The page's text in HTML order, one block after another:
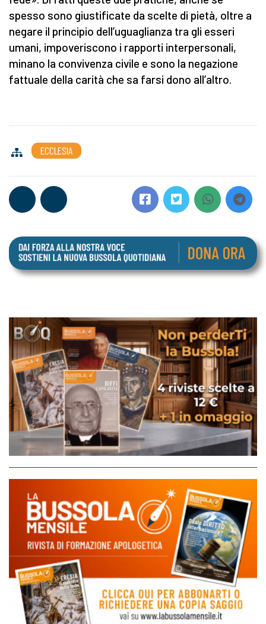
spesso sono giustificate da scelte di pietà, oltre a
negare il principio dell’uguaglianza tra gli esseri
umani, impoveriscono i rapporti interpersonali,
minano la convivenza civile e sono la negazione
fattuale della carità che sa farsi dono all’altro.
ECCLESIA